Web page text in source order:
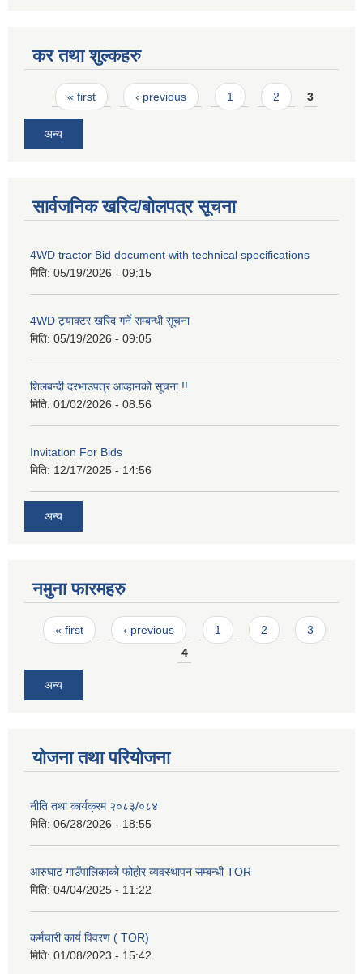
कर तथा शुल्कहरु
Pages
« first ‹ previous 1 2 3
अन्य
सार्वजनिक खरिद/बोलपत्र सूचना
4WD tractor Bid document with technical specifications
मिति: 05/19/2026 - 09:15
4WD ट्याक्टर खरिद गर्ने सम्बन्धी सूचना
मिति: 05/19/2026 - 09:05
शिलबन्दी दरभाउपत्र आव्हानको सूचना !!
मिति: 01/02/2026 - 08:56
Invitation For Bids
मिति: 12/17/2025 - 14:56
अन्य
नमुना फारमहरु
Pages
« first ‹ previous 1 2
3
4
अन्य
योजना तथा परियोजना
नीति तथा कार्यक्रम २०८३/०८४
मिति: 06/28/2026 - 18:55
आरुघाट गाउँपालिकाको फोहोर व्यवस्थापन सम्बन्धी TOR
मिति: 04/04/2025 - 11:22
कर्मचारी कार्य विवरण ( TOR)
मिति: 01/08/2023 - 15:42